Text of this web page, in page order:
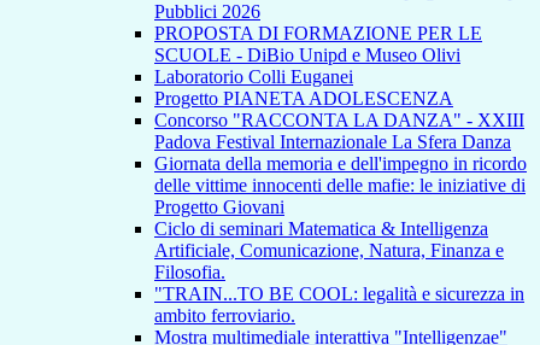
Pubblici 2026
PROPOSTA DI FORMAZIONE PER LE
SCUOLE - DiBio Unipd e Museo Olivi
Laboratorio Colli Euganei
Progetto PIANETA ADOLESCENZA
Concorso "RACCONTA LA DANZA" - XXIII
Padova Festival Internazionale La Sfera Danza
Giornata della memoria e dell'impegno in ricordo
delle vittime innocenti delle mafie: le iniziative di
Progetto Giovani
Ciclo di seminari Matematica & Intelligenza
Artificiale, Comunicazione, Natura, Finanza e
Filosofia.
"TRAIN...TO BE COOL: legalità e sicurezza in
ambito ferroviario.
Mostra multimediale interattiva "Intelligenzae"